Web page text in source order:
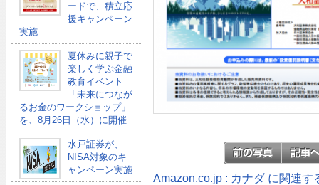
ードで、積立応
援キャンペーン
実施
夏休みに親子で
楽しく学ぶ金融
教育イベント
「未来につなが
るお金のワークショップ」
を、8月26日（水）に開催
水戸証券が、
NISA対象のキ
ャンペーン実施
Amazon.co.jp : カナダ に関連す